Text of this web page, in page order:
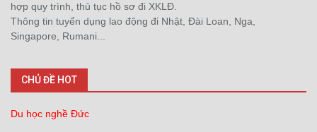
hợp quy trình, thủ tục hồ sơ đi XKLĐ.
Thông tin tuyển dụng lao động đi Nhật, Đài Loan, Nga,
Singapore, Rumani...
CHỦ ĐỀ HOT
Du học nghề Đức